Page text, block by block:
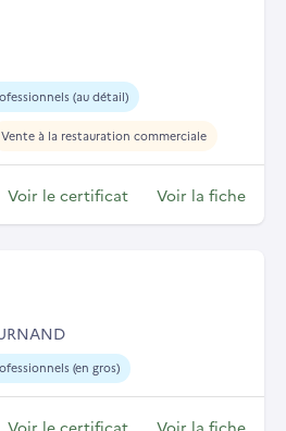
(au détail)
Vente à la restauration commerciale
Voir le certificat Voir la fiche
(en gros)